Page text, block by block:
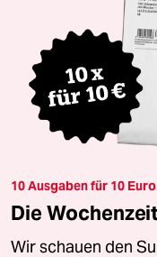
10 Ausgaben für 10 Euro
Die
Wir schauen den